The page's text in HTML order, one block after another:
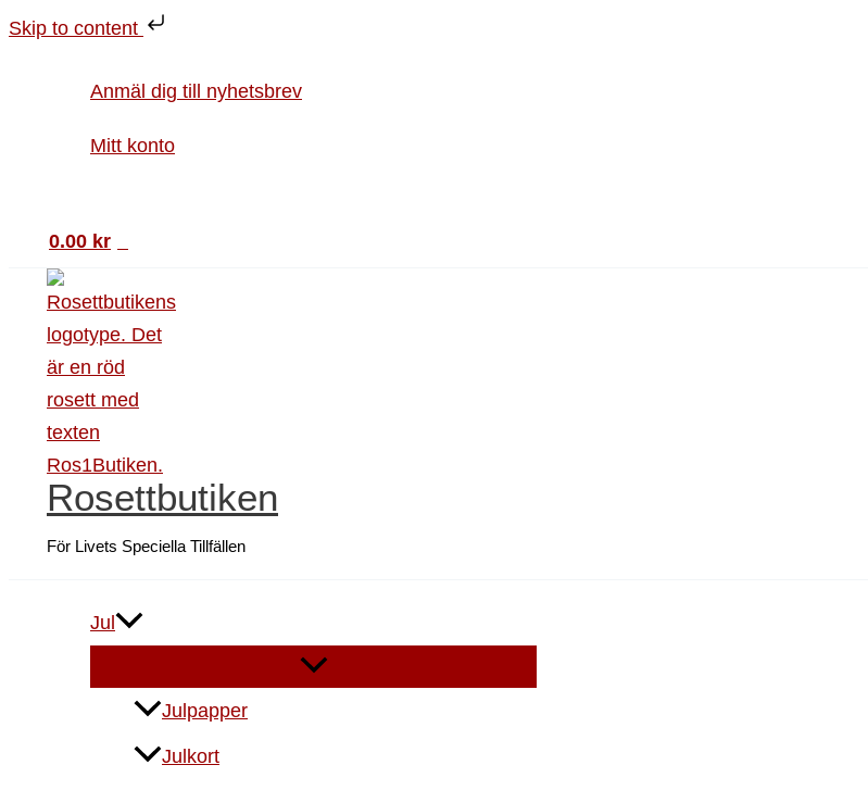
Skip to content
Hoppa
Anmäl dig till nyhetsbrev
Mitt konto
0.00 kr
Rosettbutiken
För Livets Speciella Tillfällen
Jul
Julpapper
Julkort
Figurkort